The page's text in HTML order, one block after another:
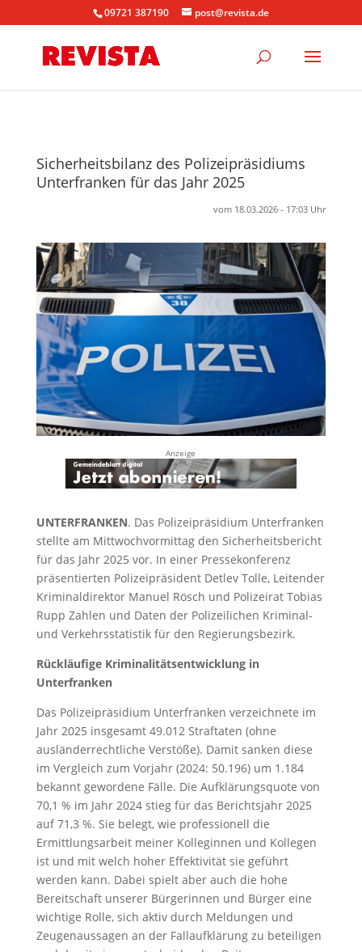
09721 387190 post@revista.de
Sicherheitsbilanz des Polizeipräsidiums
Unterfranken für das Jahr 2025
vom 18.03.2026 - 17:03 Uhr
Anzeige
UNTERFRANKEN. Das Polizeipräsidium Unterfranken
stellte am Mittwochvormittag den Sicherheitsbericht
für das Jahr 2025 vor. In einer Pressekonferenz
präsentierten Polizeipräsident Detlev Tolle, Leitender
Kriminaldirektor Manuel Rösch und Polizeirat Tobias
Rupp Zahlen und Daten der Polizeilichen Kriminal-
und Verkehrsstatistik für den Regierungsbezirk.
Rückläufige Kriminalitätsentwicklung in
Unterfranken
Das Polizeipräsidium Unterfranken verzeichnete im
Jahr 2025 insgesamt 49.012 Straftaten (ohne
ausländerrechtliche Verstöße). Damit sanken diese
im Vergleich zum Vorjahr (2024: 50.196) um 1.184
bekannt gewordene Fälle. Die Aufklärungsquote von
70,1 % im Jahr 2024 stieg für das Berichtsjahr 2025
auf 71,3 %. Sie belegt, wie professionell die
Ermittlungsarbeit meiner Kolleginnen und Kollegen
ist und mit welch hoher Effektivität sie geführt
werden kann. Dabei spielt aber auch die hohe
Bereitschaft unserer Bürgerinnen und Bürger eine
wichtige Rolle, sich aktiv durch Meldungen und
Zeugenaussagen an der Fallaufklärung zu beteiligen